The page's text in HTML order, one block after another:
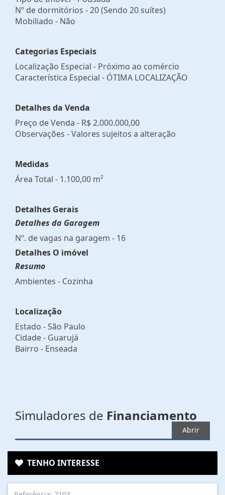
Nº de dormitórios - 20 (Sendo 20 suítes)
Mobiliado - Não
Categorias Especiais
Localização Especial - Próximo ao comércio
Característica Especial - ÓTIMA LOCALIZAÇÃO
Detalhes da Venda
Preço de Venda - R$ 2.000.000,00
Observações - Valores sujeitos a alteração
Medidas
Área Total - 1.100,00 m²
Detalhes Gerais
Detalhes da Garagem
Nº. de vagas na garagem - 16
Detalhes O imóvel
Resumo
Ambientes - Cozinha
Localização
Estado -São Paulo
Cidade - Guarujá
Bairro - Enseada
Simuladores de Financiamento
Abrir
TENHO INTERESSE